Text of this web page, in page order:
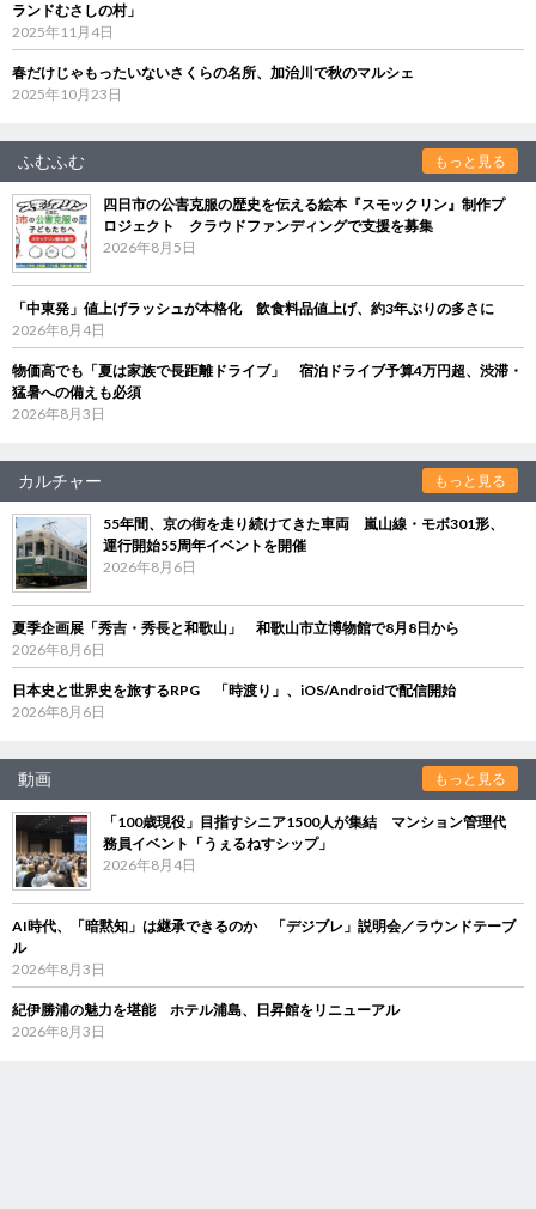
ランドむさしの村」
2025年11月4日
春だけじゃもったいないさくらの名所、加治川で秋のマルシェ
2025年10月23日
ふむふむ もっと見る
四日市の公害克服の歴史を伝える絵本『スモックリン』制作プ
ロジェクト クラウドファンディングで支援を募集
2026年8月5日
「中東発」値上げラッシュが本格化 飲食料品値上げ、約3年ぶりの多さに
2026年8月4日
物価高でも「夏は家族で長距離ドライブ」 宿泊ドライブ予算4万円超、渋滞・
猛暑への備えも必須
2026年8月3日
カルチャー もっと見る
55年間、京の街を走り続けてきた車両 嵐山線・モボ301形、
運行開始55周年イベントを開催
2026年8月6日
夏季企画展「秀吉・秀長と和歌山」 和歌山市立博物館で8月8日から
2026年8月6日
日本史と世界史を旅するRPG 「時渡り」、iOS/Androidで配信開始
2026年8月6日
動画 もっと見る
「100歳現役」目指すシニア1500人が集結 マンション管理代
務員イベント「うぇるねすシップ」
2026年8月4日
AI時代、「暗黙知」は継承できるのか 「デジブレ」説明会／ラウンドテーブ
ル
2026年8月3日
紀伊勝浦の魅力を堪能 ホテル浦島、日昇館をリニューアル
2026年8月3日